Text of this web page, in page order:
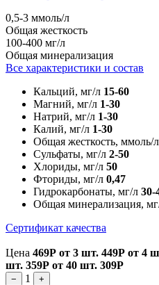
0,5-3 ммоль/л
Общая жесткость
100-400 мг/л
Общая минерализация
Все характеристики и состав
Кальций, мг/л 15-60
Магний, мг/л 1-30
Натрий, мг/л 1-30
Калий, мг/л 1-30
Общая жесткость, ммоль/л
Сульфаты, мг/л 2-50
Хлориды, мг/л 50
Фториды, мг/л 0,47
Гидрокарбонаты, мг/л 30-
Общая минерализация,
Сертификат качества
Цена 469Р от 3 шт. 449Р от 4
шт. 359Р от 40 шт. 309Р
− 1 +